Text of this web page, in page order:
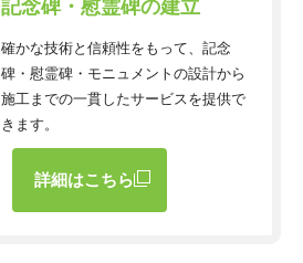
記念碑・慰霊碑の建立
確かな技術と信頼性をもって、記念
碑・慰霊碑・モニュメントの設計から
施工までの一貫したサービスを提供で
きます。
詳細はこちら